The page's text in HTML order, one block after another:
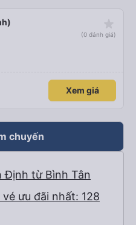
(0 đánh giá)
Xem giá
chuyến
Định từ Bình Tân
ưu đãi nhất: 128